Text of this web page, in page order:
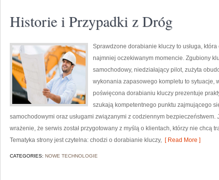
Historie i Przypadki z Dróg
Sprawdzone dorabianie kluczy to usługa,
najmniej oczekiwanym momencie. Zgubiony
samochodowy, niedziałający pilot, zużyta
wykonania zapasowego kompletu to sytuacje,
poświęcona dorabianiu kluczy prezentuje
szukają kompetentnego punktu zajmującego
samochodowymi oraz usługami związanymi z codziennym
wrażenie, że serwis został przygotowany z myślą o klientach, którzy nie chcą
Tematyka strony jest czytelna: chodzi o dorabianie kluczy, [ Read More ]
CATEGORIES: NOWE TECHNOLOGIE